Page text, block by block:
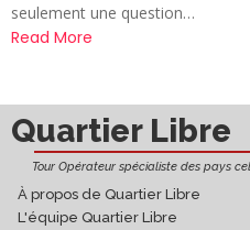
seulement une question…
Read More
Quartier Libre
Tour Opérateur spécialiste des pays
À propos de Quartier Libre
L'équipe Quartier Libre